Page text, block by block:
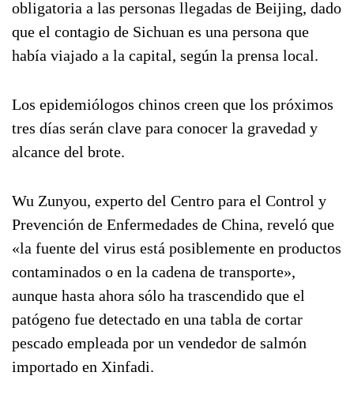
obligatoria a las personas llegadas de Beijing, dado
que el contagio de Sichuan es una persona que
había viajado a la capital, según la prensa local.
Los epidemiólogos chinos creen que los próximos
tres días serán clave para conocer la gravedad y
alcance del brote.
Wu Zunyou, experto del Centro para el Control y
Prevención de Enfermedades de China, reveló que
«la fuente del virus está posiblemente en productos
contaminados o en la cadena de transporte»,
aunque hasta ahora sólo ha trascendido que el
patógeno fue detectado en una tabla de cortar
pescado empleada por un vendedor de salmón
importado en Xinfadi.